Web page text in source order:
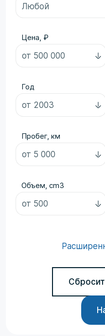
Цена, ₽
Год
Пробег, км
Объем, cm3